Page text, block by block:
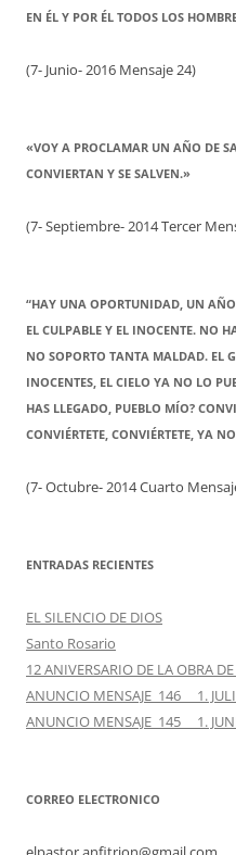
EN ÉL Y POR ÉL TODOS LOS
(7- Junio- 2016 Mensaje 24)
«VOY A PROCLAMAR UN AÑO DE
CONVIERTAN Y SE SALVEN.»
(7- Septiembre- 2014 Tercer
“HAY UNA OPORTUNIDAD, UN
EL CULPABLE Y EL INOCENTE. NO
NO SOPORTO TANTA MALDAD. EL
INOCENTES, EL CIELO YA NO LO
HAS LLEGADO, PUEBLO MÍO?
CONVIÉRTETE, CONVIÉRTETE, YA
(7- Octubre- 2014 Cuarto
ENTRADAS RECIENTES
EL SILENCIO DE DIOS
Santo Rosario
12 ANIVERSARIO DE LA OBRA
ANUNCIO MENSAJE 146 1.
ANUNCIO MENSAJE 145 1.
CORREO ELECTRONICO